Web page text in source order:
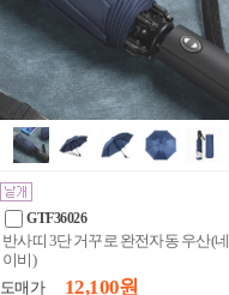
GTF36026
반사띠 3단 거꾸로 완전자동 우산(네
이비)
도매가
12,100 원